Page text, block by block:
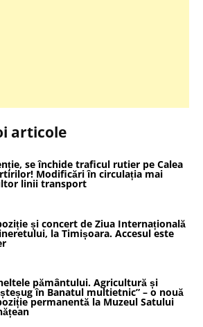
articole
se închide traficul rutier pe Calea
Modificări în circulația mai
linii transport
și concert de Ziua Internațională
la Timișoara. Accesul este
pământului. Agricultură și
în Banatul multietnic” – o nouă
permanentă la Muzeul Satului